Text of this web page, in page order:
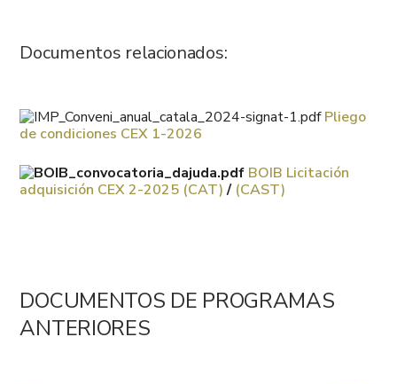
Documentos relacionados:
Pliego
de condiciones CEX 1-2026
BOIB Licitación
adquisición CEX 2-2025 (CAT)/ (CAST)
DOCUMENTOS DE PROGRAMAS
ANTERIORES